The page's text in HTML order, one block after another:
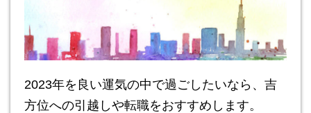
2023年を良い運気の中で過ごしたいなら、吉
方位への引越しや転職をおすすめします。